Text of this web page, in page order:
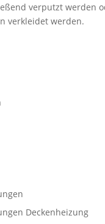
verputzt werden
verkleidet werden.
Deckenheizung